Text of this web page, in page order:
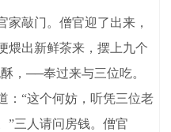
敲门。僧官迎了出来，
煨出新鲜茶来，摆上九个
，──奉过来与三位吃。
：“这个何妨，听凭三位老
”三人请问房钱。僧官